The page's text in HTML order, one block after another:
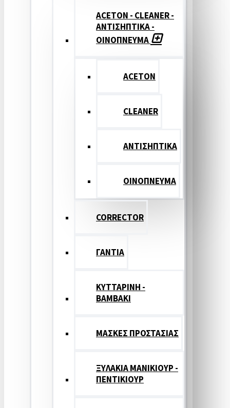
ACETON - CLEANER -
ΑΝΤΙΣΗΠΤΙΚΑ -
ΟΙΝΟΠΝΕΥΜΑ
ACETON
CLEANER
ΑΝΤΙΣΗΠΤΙΚΑ
ΟΙΝΟΠΝΕΥΜΑ
CORRECTOR
ΓΑΝΤΙΑ
ΚΥΤΤΑΡΙΝΗ -
ΒΑΜΒΑΚΙ
ΜΑΣΚΕΣ ΠΡΟΣΤΑΣΙΑΣ
ΞΥΛΑΚΙΑ ΜΑΝΙΚΙΟΥΡ -
ΠΕΝΤΙΚΙΟΥΡ